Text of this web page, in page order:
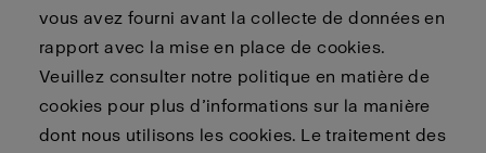
vous avez fourni avant la collecte de données en
rapport avec la mise en place de cookies.
Veuillez consulter notre politique en matière de
cookies pour plus d’informations sur la manière
dont nous utilisons les cookies. Le traitement des